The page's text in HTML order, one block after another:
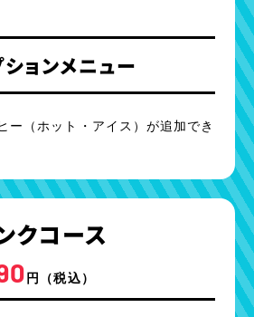
ョンメニュー
ー（ホット・アイス）が追加でき
クコース
円 （税込）